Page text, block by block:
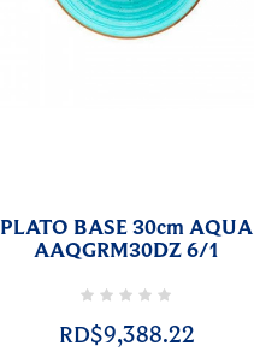
PLATO BASE 30cm AQUA
AAQGRM30DZ 6/1
RD$9,388.22